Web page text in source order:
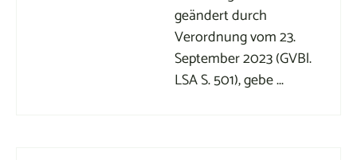
geändert durch
Verordnung vom 23.
September 2023 (GVBl.
LSA S. 501), gebe ...